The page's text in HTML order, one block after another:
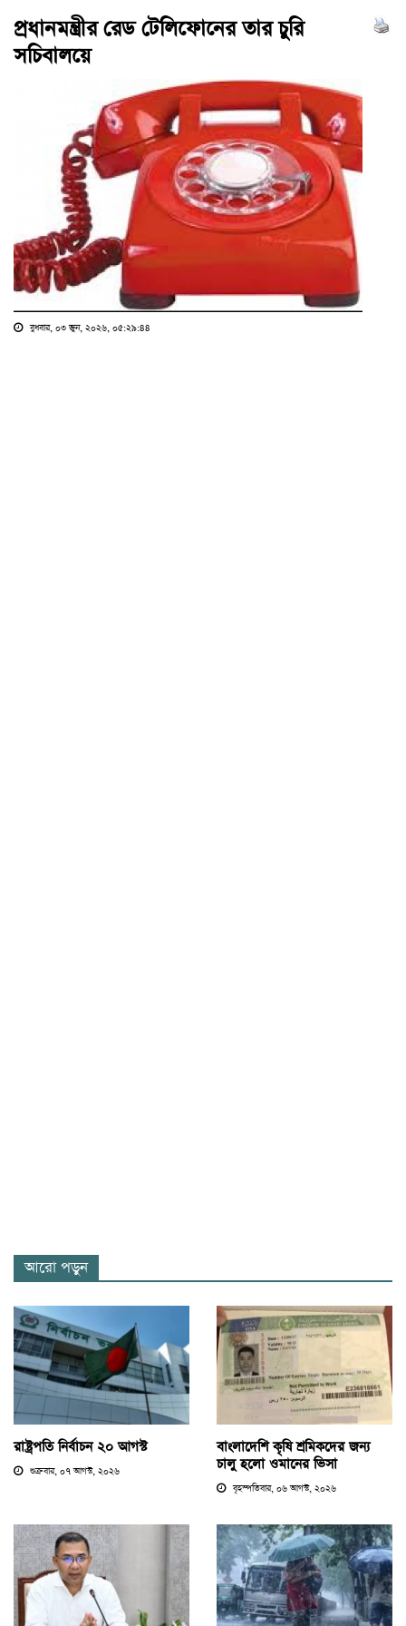
প্রধানমন্ত্রীর রেড টেলিফোনের তার চুরি
সচিবালয়ে
বুধবার, ০৩ জুন, ২০২৬, ০৫:২৯:৪৪
আরো পড়ুন
রাষ্ট্রপতি নির্বাচন ২০ আগস্ট
শুক্রবার, ০৭ আগস্ট, ২০২৬
বাংলাদেশি কৃষি শ্রমিকদের জন্য
চালু হলো ওমানের ভিসা
বৃহস্পতিবার, ০৬ আগস্ট, ২০২৬